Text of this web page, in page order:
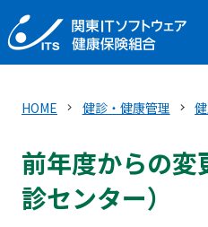
HOME 健診・健康管理
前年度からの
診センター）